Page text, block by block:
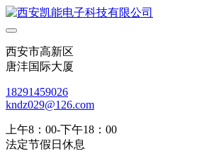
西安市高新区
唐沣国际大厦
18291459026
kndz029@126.com
上午8：00-下午18：00
法定节假日休息